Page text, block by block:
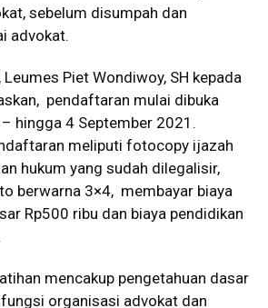
sebelum disumpah dan
advokat.
Piet Wondiwoy, SH kepada
pendaftaran mulai dibuka
hingga 4 September 2021.
meliputi fotocopy ijazah
hukum yang sudah dilegalisir,
berwarna 3×4, membayar biaya
Rp500 ribu dan biaya pendidikan
mencakup pengetahuan dasar
organisasi advokat dan